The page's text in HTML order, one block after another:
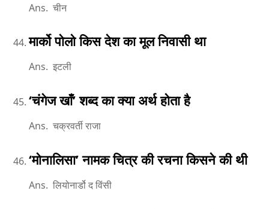
Ans. चीन
मार्को पोलो किस देश का मूल निवासी था
Ans. इटली
‘चंगेज खाँ’ शब्द का क्या अर्थ होता है
Ans. चक्रवर्ती राजा
‘मोनालिसा’ नामक चित्र की रचना किसने की थी
Ans. लियोनार्डो द विंसी